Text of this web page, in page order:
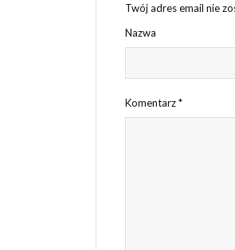
Twój adres email nie
Nazwa
Komentarz*